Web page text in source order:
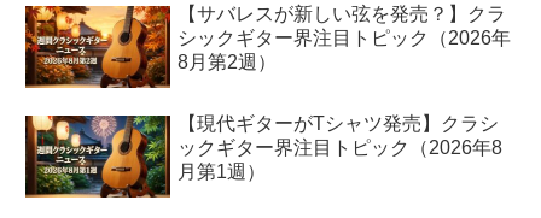
【サバレスが新しい弦を発売？】クラ
シックギター界注目トピック（2026年
8月第2週）
【現代ギターがTシャツ発売】クラシ
ックギター界注目トピック（2026年8
月第1週）